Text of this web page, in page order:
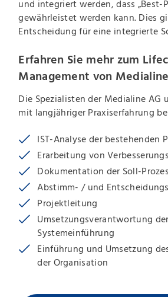
und integriert werden, dass „Best-
gewährleistet werden kann. Dies
Entscheidung für eine integrierte
Erfahren Sie mehr zum
Management von Medialine
Die Spezialisten der Medialine AG
mit langjähriger Praxiserfahrung
IST-Analyse der bestehenden
Erarbeitung von
Dokumentation der Soll-
Abstimm- / und
Projektleitung
Umsetzungsverantwortung der
Systemeinführung
Einführung und Umsetzung
der Organisation